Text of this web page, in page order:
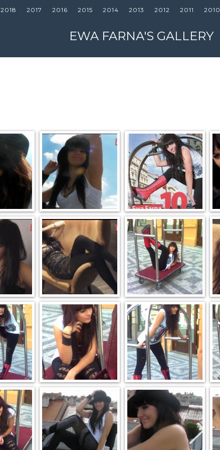
2018 2017 2016 2015 2014 2013 2012 2011 2010
EWA FARNA'S GALLERY